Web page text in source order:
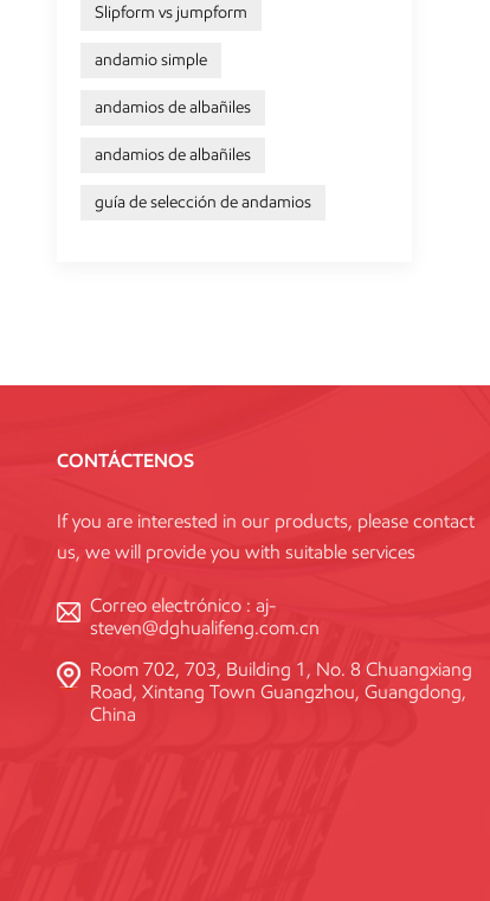
Slipform vs jumpform
andamio simple
andamios de albañiles
andamios de albañiles
guía de selección de andamios
CONTÁCTENOS
If you are interested in our products, please contact
us, we will provide you with suitable services
Correo electrónico : aj-
steven@dghualifeng.com.cn
Room 702, 703, Building 1, No. 8 Chuangxiang
Road, Xintang Town Guangzhou, Guangdong,
China